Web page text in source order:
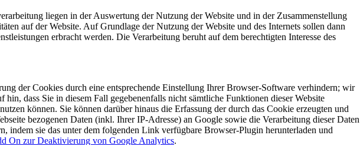
liegen in der Auswertung der Nutzung der Website und in der Zusammenstellung
auf der Website. Auf Grundlage der Nutzung der Website und des Internets sollen dann
erbracht werden. Die Verarbeitung beruht auf dem berechtigten Interesse des
der Cookies durch eine entsprechende Einstellung Ihrer Browser-Software verhindern; wir
hin, dass Sie in diesem Fall gegebenenfalls nicht sämtliche Funktionen dieser Website
können. Sie können darüber hinaus die Erfassung der durch das Cookie erzeugten und
bezogenen Daten (inkl. Ihrer IP-Adresse) an Google sowie die Verarbeitung dieser Daten
indem sie das unter dem folgenden Link verfügbare Browser-Plugin herunterladen und
On zur Deaktivierung von Google Analytics.